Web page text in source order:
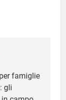
famiglie
gli